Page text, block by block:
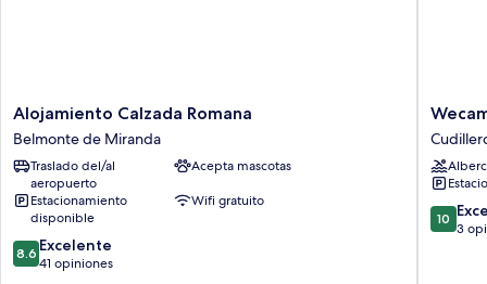
Alojamiento
Calzada
Romana
Belmonte
Miranda
Alojamiento Calzada Romana
Belmonte de Miranda
Traslado del/al
aeropuerto
Acepta mascotas
Estacionamiento
disponible
Wifi gratuito
8.6
de
8.6 Excelente
41 opiniones
10.0
de
10
3